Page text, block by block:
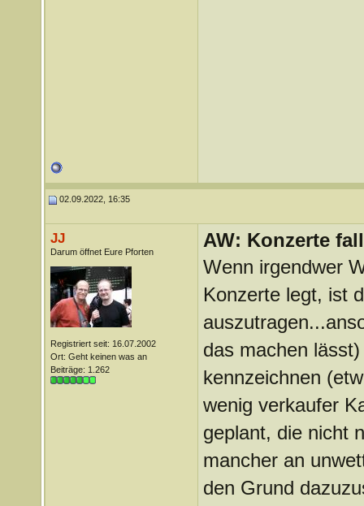
02.09.2022, 16:35
JJ
Darum öffnet Eure Pforten
Registriert seit: 16.07.2002
Ort: Geht keinen was an
Beiträge: 1.262
AW: Konzerte
Wenn irgendwer
Konzerte legt, ist
das machen
kennzeichnen
wenig verkaufer
geplant, die nicht
mancher an
den Grund